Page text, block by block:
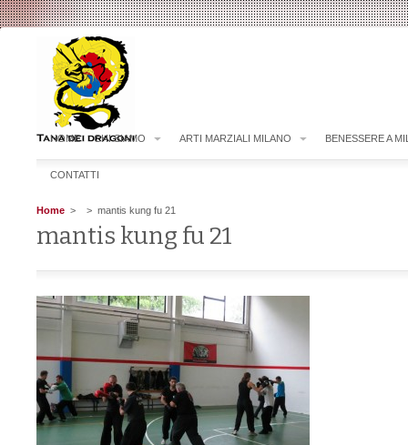
HOME CHI SIAMO ARTI MARZIALI MILANO BENESSERE A
CONTATTI
Home > > mantis kung fu 21
mantis kung fu 21